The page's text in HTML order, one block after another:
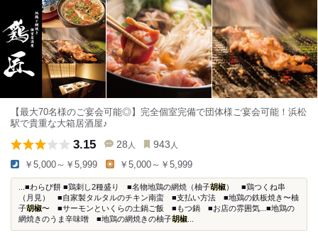
【最大70名様のご宴会可能◎】完全個室完備で団体様ご宴会可能！浜松
駅で貴重な大箱居酒屋♪
3.15 28 人 943 人
￥5,000～￥5,999 ￥5,000～￥5,999
...■わらび餅 ■鶏刺し2種盛り ■名物地鶏の網焼（柚子胡椒） ■鶏つくね串
（月見） ■自家製タルタルのチキン南蛮 ■支払い方法 ■地鶏の鉄板焼き〜柚
子胡椒〜 ■サーモンといくらの土鍋ご飯 ■もつ鍋 ■お店の雰囲気...■地鶏の
網焼きのうま辛味噌 ■地鶏の網焼きの柚子胡椒